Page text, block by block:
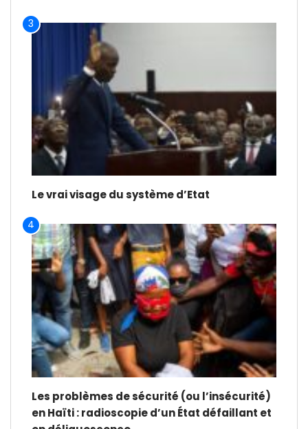
3
Le vrai visage du système d’Etat
4
Les problèmes de sécurité (ou l’insécurité)
en Haïti : radioscopie d’un État défaillant et